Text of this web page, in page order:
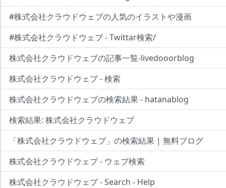
#株式会社クラウドウェブの人気のイラストや漫画
#株式会社クラウドウェブ - Twittar検索/
株式会社クラウドウェブの記事一覧-livedooorblog
株式会社クラウドウェブ - 検索
株式会社クラウドウェブの検索結果 - hatanablog
検索結果: 株式会社クラウドウェブ
「株式会社クラウドウェブ」の検索結果 | 無料ブログ
株式会社クラウドウェブ - ウェブ検索
株式会社クラウドウェブ - Search - Help